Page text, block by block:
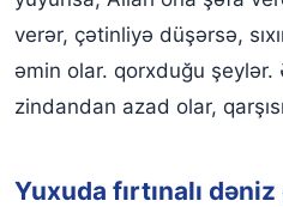
verər, çətinliyə düşərsə,
əmin olar. qorxduğu şeylər.
zindandan azad olar,
Yuxuda fırtınalı